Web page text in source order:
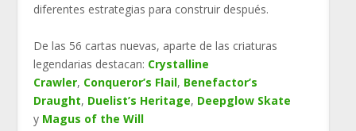
diferentes estrategias para construir después.
De las 56 cartas nuevas, aparte de las criaturas
legendarias destacan: Crystalline
Crawler, Conqueror’s Flail, Benefactor’s
Draught, Duelist’s Heritage, Deepglow Skate
y Magus of the Will